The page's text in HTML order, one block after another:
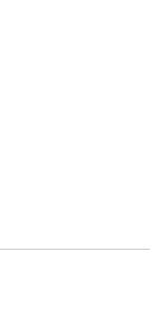
und
in den Ecken.